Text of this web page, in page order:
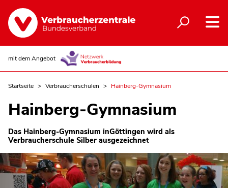
mit dem Angebot
Startseite Verbraucherschulen Hainberg-Gymnasium
Hainberg-Gymnasium
Das Hainberg-Gymnasium inGöttingen wird als
Verbraucherschule Silber ausgezeichnet